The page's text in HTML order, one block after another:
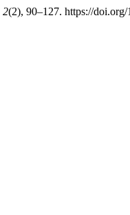
2(2), 90–127. https://